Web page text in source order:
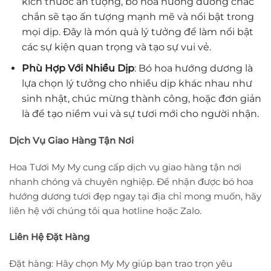
chắn sẽ tạo ấn tượng mạnh mẽ và nổi bật trong
mọi dịp. Đây là món quà lý tưởng để làm nổi bật
các sự kiện quan trọng và tạo sự vui vẻ.
Phù Hợp Với Nhiều Dịp: Bó hoa hướng dương là
lựa chọn lý tưởng cho nhiều dịp khác nhau như
sinh nhật, chúc mừng thành công, hoặc đơn giản
là để tạo niềm vui và sự tươi mới cho người nhận.
Dịch Vụ Giao Hàng Tận Nơi
Hoa Tươi My My cung cấp dịch vụ giao hàng tận nơi
nhanh chóng và chuyên nghiệp. Để nhận được bó hoa
hướng dương tươi đẹp ngay tại địa chỉ mong muốn, hãy
liên hệ với chúng tôi qua hotline hoặc Zalo.
Liên Hệ Đặt Hàng
Đặt hàng: Hãy chọn My My giúp bạn trao trọn yêu